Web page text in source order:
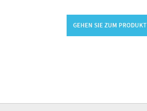
GEHEN SIE ZUM PRODUKT